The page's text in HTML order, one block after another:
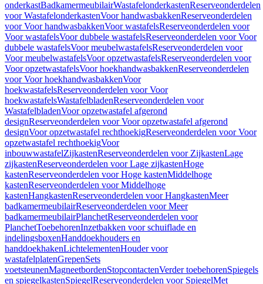
onderkastBadkamermeubilairWastafelonderkastenReserveonderdelen
voor WastafelonderkastenVoor handwasbakkenReserveonderdelen
voor Voor handwasbakkenVoor wastafelsReserveonderdelen voor
Voor wastafelsVoor dubbele wastafelsReserveonderdelen voor Voor
dubbele wastafelsVoor meubelwastafelsReserveonderdelen voor
Voor meubelwastafelsVoor opzetwastafelsReserveonderdelen voor
Voor opzetwastafelsVoor hoekhandwasbakkenReserveonderdelen
voor Voor hoekhandwasbakkenVoor
hoekwastafelsReserveonderdelen voor Voor
hoekwastafelsWastafelbladenReserveonderdelen voor
WastafelbladenVoor opzetwastafel afgerond
designReserveonderdelen voor Voor opzetwastafel afgerond
designVoor opzetwastafel rechthoekigReserveonderdelen voor Voor
opzetwastafel rechthoekigVoor
inbouwwastafelZijkastenReserveonderdelen voor ZijkastenLage
zijkastenReserveonderdelen voor Lage zijkastenHoge
kastenReserveonderdelen voor Hoge kastenMiddelhoge
kastenReserveonderdelen voor Middelhoge
kastenHangkastenReserveonderdelen voor HangkastenMeer
badkamermeubilairReserveonderdelen voor Meer
badkamermeubilairPlanchetReserveonderdelen voor
PlanchetToebehorenInzetbakken voor schuiflade en
indelingsboxenHanddoekhouders en
handdoekhakenLichtelementenHouder voor
wastafelplatenGrepenSets
voetsteunenMagneetbordenStopcontactenVerder toebehorenSpiegels
en spiegelkastenSpiegelReserveonderdelen voor SpiegelMet